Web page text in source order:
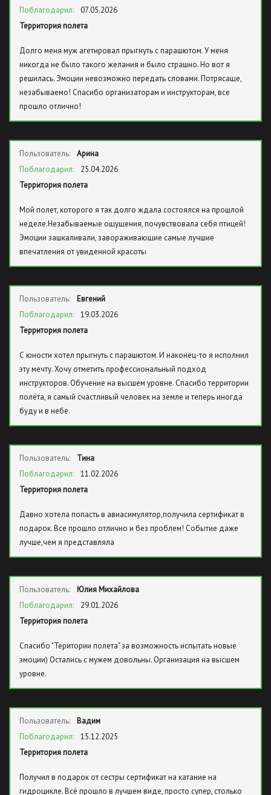
Поблагодарил:
07.05.2026
Территория полета
Долго меня муж агетировал прыгнуть с парашютом. У меня
никогда не было такого желания и было страшно. Но вот я
решилась. Эмоции невозможно передать словами. Потрясаще,
незабываемо! Спасибо организаторам и инструкторам, все
прошло отлично!
Пользователь:
Арина
Поблагодарил:
25.04.2026
Территория полета
Мой полет, которого я так долго ждала состоялся на прошлой
неделе.Незабываемые ощущения, почувствовала себя птицей!
Эмоции зашкаливали, завораживающие самые лучшие
впечатления от увиденной красоты
Пользователь:
Евгений
Поблагодарил:
19.03.2026
Территория полета
С юности хотел прыгнуть с парашютом. И наконец-то я исполнил
эту мечту. Хочу отметить профессиональный подход
инструкторов. Обучение на высшем уровне. Спасибо территории
полёта, я самый счастливый человек на земле и теперь иногда
буду и в небе.
Пользователь:
Тина
Поблагодарил:
11.02.2026
Территория полета
Давно хотела попасть в авиасимулятор,получила сертификат в
подарок. Все прошло отлично и без проблем! Событие даже
лучше,чем я представляла
Пользователь:
Юлия Михайлова
Поблагодарил:
29.01.2026
Территория полета
Спасибо "Територии полета" за возможность испытать новые
эмоции) Остались с мужем довольны. Организация на высшем
уровне.
Пользователь:
Вадим
Поблагодарил:
15.12.2025
Территория полета
Получил в подарок от сестры сертификат на катание на
гидроцикле. Всё прошло в лучшем виде, просто супер, столько